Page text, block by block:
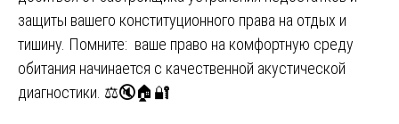
защиты вашего конституционного права на отдых и
тишину. Помните: ваше право на комфортную среду
обитания начинается с качественной акустической
диагностики. ⚖️🔇🏠🔐